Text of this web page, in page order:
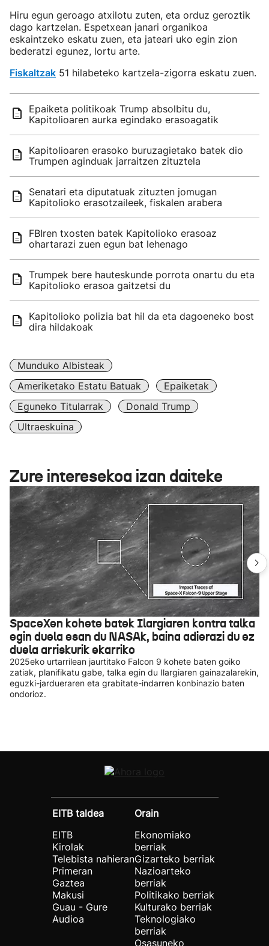
Hiru egun geroago atxilotu zuten, eta orduz geroztik
dago kartzelan. Espetxean janari organikoa
eskaintzeko eskatu zuen, eta jateari uko egin zion
bederatzi egunez, lortu arte.
Fiskaltzak 51 hilabeteko kartzela-zigorra eskatu zuen.
Epaiketa politikoak Trump absolbitu du,
Kapitolioaren aurka egindako erasoagatik
Kapitolioaren erasoko buruzagietako batek dio
Trumpen aginduak jarraitzen zituztela
Senatari eta diputatuak zituzten jomugan
Kapitolioko erasotzaileek, fiskalen arabera
FBIren txosten batek Kapitolioko erasoaz
ohartarazi zuen egun bat lehenago
Trumpek bere hauteskunde porrota onartu du eta
Kapitolioko erasoa gaitzetsi du
Kapitolioko polizia bat hil da eta dagoeneko bost
dira hildakoak
Munduko Albisteak
Ameriketako Estatu Batuak
Epaiketak
Eguneko Titularrak
Donald Trump
Ultraeskuina
Zure interesekoa izan daiteke
SpaceXen kohete batek Ilargiaren kontra talka
egin duela esan du NASAk, baina adierazi du ez
duela arriskurik ekarriko
2025eko urtarrilean jaurtitako Falcon 9 kohete baten goiko
zatiak, planifikatu gabe, talka egin du Ilargiaren gainazalarekin,
eguzki-jardueraren eta grabitate-indarren konbinazio baten
ondorioz.
EITB taldea
EITB
Kirolak
Telebista nahieran
Primeran
Gaztea
Makusi
Guau - Gure
Audioa
Orain
Ekonomiako
berriak
Gizarteko berriak
Nazioarteko
berriak
Politikako berriak
Kulturako berriak
Teknologiako
berriak
Osasuneko